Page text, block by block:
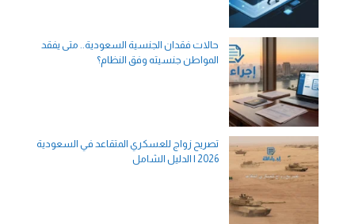
حالات فقدان الجنسية السعودية.. متى يفقد
المواطن جنسيته وفق النظام؟
تصريح زواج للعسكري المتقاعد في السعودية
2026 | الدليل الشامل